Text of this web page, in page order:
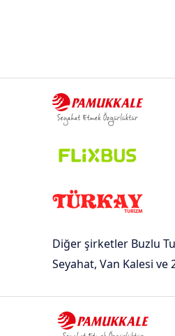
Diğer şirketler Buzlu
Seyahat, Van Kalesi ve